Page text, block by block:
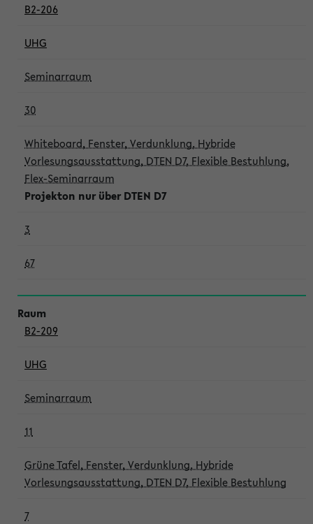
B2-206
UHG
Seminarraum
30
Whiteboard, Fenster, Verdunklung, Hybride
Vorlesungsausstattung, DTEN D7, Flexible Bestuhlung,
Flex-Seminarraum
Projekton nur über DTEN D7
3
67
B2-209
UHG
Seminarraum
11
Grüne Tafel, Fenster, Verdunklung, Hybride
Vorlesungsausstattung, DTEN D7, Flexible Bestuhlung
7